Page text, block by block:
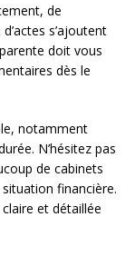
de
s’ajoutent
doit vous
dès le
notamment
N’hésitez pas
de cabinets
financière.
et détaillée